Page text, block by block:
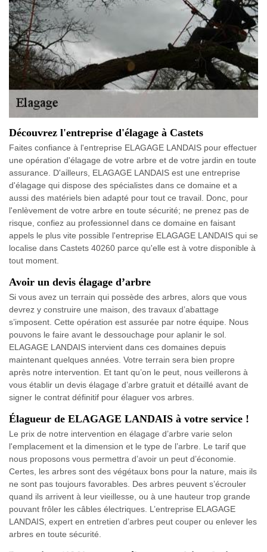
Découvrez l'entreprise d'élagage à Castets
Faites confiance à l'entreprise ELAGAGE LANDAIS pour effectuer
une opération d'élagage de votre arbre et de votre jardin en toute
assurance. D'ailleurs, ELAGAGE LANDAIS est une entreprise
d'élagage qui dispose des spécialistes dans ce domaine et a
aussi des matériels bien adapté pour tout ce travail. Donc, pour
l'enlèvement de votre arbre en toute sécurité; ne prenez pas de
risque, confiez au professionnel dans ce domaine en faisant
appels le plus vite possible l'entreprise ELAGAGE LANDAIS qui se
localise dans Castets 40260 parce qu'elle est à votre disponible à
tout moment.
Avoir un devis élagage d’arbre
Si vous avez un terrain qui possède des arbres, alors que vous
devrez y construire une maison, des travaux d’abattage
s’imposent. Cette opération est assurée par notre équipe. Nous
pouvons le faire avant le dessouchage pour aplanir le sol.
ELAGAGE LANDAIS intervient dans ces domaines depuis
maintenant quelques années. Votre terrain sera bien propre
après notre intervention. Et tant qu’on le peut, nous veillerons à
vous établir un devis élagage d’arbre gratuit et détaillé avant de
signer le contrat définitif pour élaguer vos arbres.
Élagueur de ELAGAGE LANDAIS à votre service !
Le prix de notre intervention en élagage d’arbre varie selon
l'emplacement et la dimension et le type de l’arbre. Le tarif que
nous proposons vous permettra d’avoir un peut d’économie.
Certes, les arbres sont des végétaux bons pour la nature, mais ils
ne sont pas toujours favorables. Des arbres peuvent s’écrouler
quand ils arrivent à leur vieillesse, ou à une hauteur trop grande
pouvant frôler les câbles électriques. L’entreprise ELAGAGE
LANDAIS, expert en entretien d’arbres peut couper ou enlever les
arbres en toute sécurité.